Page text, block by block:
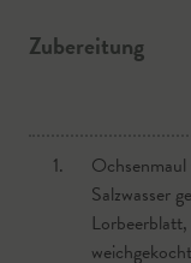
Zubereitung
1.
Salzwasser